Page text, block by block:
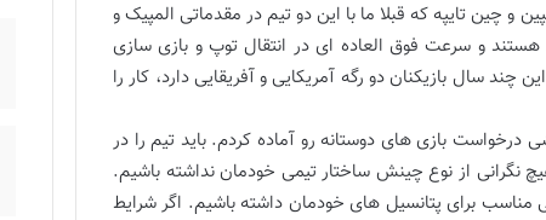
و چین تایپه که قبلا ما با این دو تیم در مقدماتی المپیک و
هستند و سرعت فوق العاده ای در انتقال توپ و بازی سازی
چند سال بازیکنان دو رگه آمریکایی و آفریقایی دارد، کار را
بازی های دوستانه رو آماده کردم. باید تیم را در
از نوع چینش ساختار تیمی خودمان نداشته باشیم.
مناسب برای پتانسیل های خودمان داشته باشیم. اگر شرایط